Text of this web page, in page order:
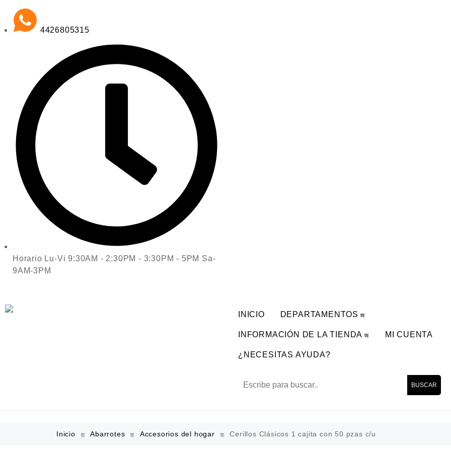
4426805315
Horario Lu-Vi 9:30AM - 2:30PM - 3:30PM - 5PM Sa-
9AM-3PM
INICIO DEPARTAMENTOS
INFORMACIÓN DE LA TIENDA MI CUENTA
¿NECESITAS AYUDA?
BUSCAR
Inicio Abarrotes Accesorios del hogar Cerillos Clásicos 1 cajita con 50 pzas c/u